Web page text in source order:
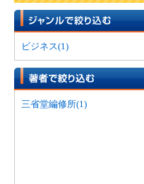
ビジネス(1)
三省堂編修所(1)